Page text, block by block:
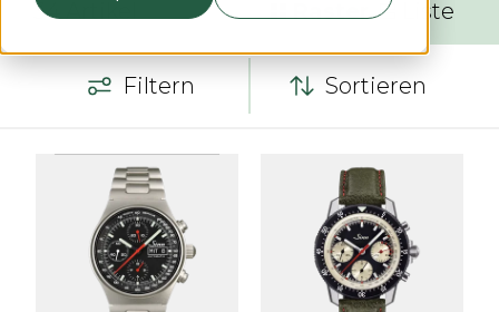
34 Liste
Filtern Sortieren